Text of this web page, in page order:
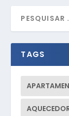
TAGS